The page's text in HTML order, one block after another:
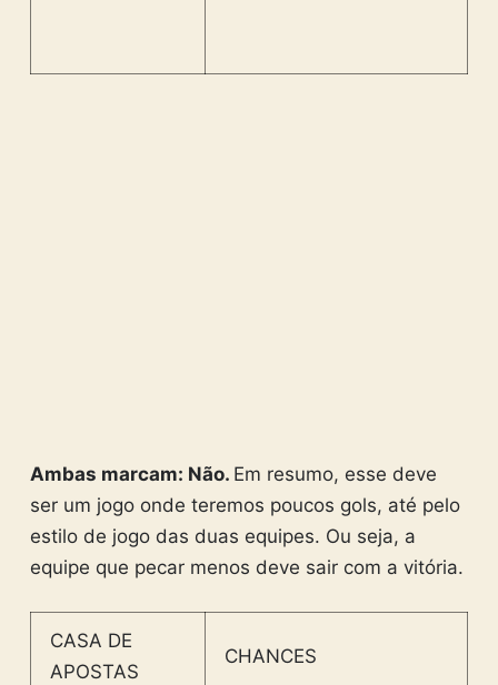
Ambas marcam: Não. Em resumo, esse deve
ser um jogo onde teremos poucos gols, até pelo
estilo de jogo das duas equipes. Ou seja, a
equipe que pecar menos deve sair com a vitória.
CASA DE
APOSTAS
CHANCES